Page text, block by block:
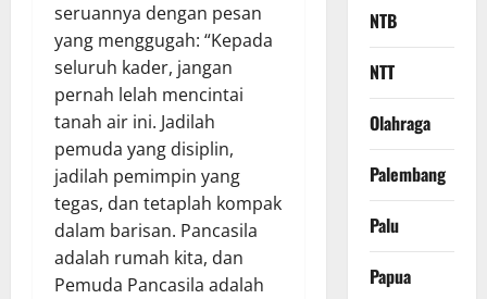
seruannya dengan pesan
yang menggugah: “Kepada
seluruh kader, jangan
pernah lelah mencintai
tanah air ini. Jadilah
pemuda yang disiplin,
jadilah pemimpin yang
tegas, dan tetaplah kompak
dalam barisan. Pancasila
adalah rumah kita, dan
Pemuda Pancasila adalah
NTB
NTT
Olahraga
Palembang
Palu
Papua